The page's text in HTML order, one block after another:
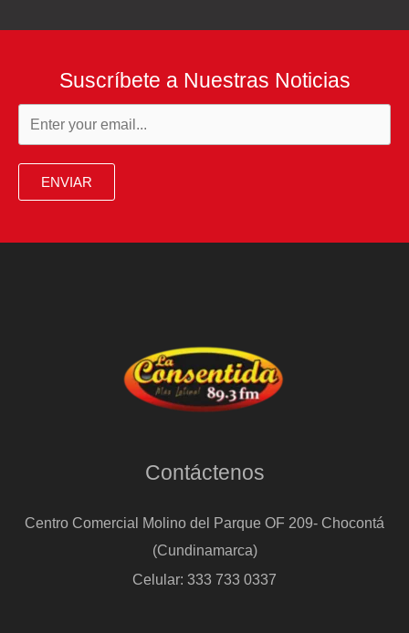
Suscríbete a Nuestras Noticias
ENVIAR
Contáctenos
Centro Comercial Molino del Parque OF 209- Chocontá
(Cundinamarca)
Celular: 333 733 0337